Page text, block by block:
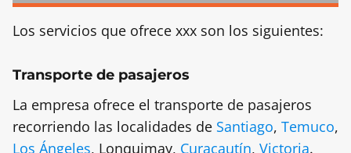
Los servicios que ofrece xxx son los siguientes:
Transporte de pasajeros
La empresa ofrece el transporte de pasajeros
recorriendo las localidades de Santiago, Temuco,
Los Ángeles, Lonquimay, Curacautín, Victoria.